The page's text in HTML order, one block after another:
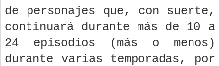
de personajes que, con suerte,
continuará durante más de 10 a
24 episodios (más o menos)
durante varias temporadas, por